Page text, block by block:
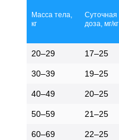
Масса тела,
кг
Суточная
доза, мг/кг
20–29 17–25
30–39 19–25
40–49 20–25
50–59 21–25
60–69 22–25